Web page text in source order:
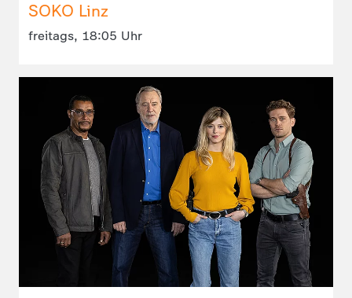
SOKO Linz
freitags, 18:05 Uhr